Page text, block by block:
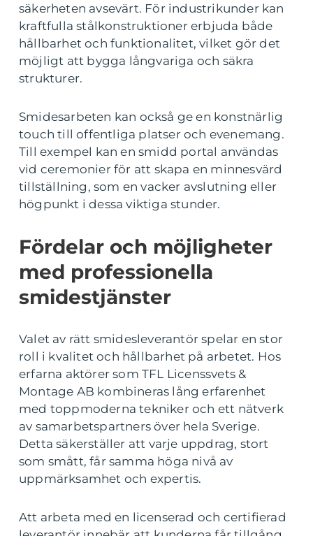
säkerheten avsevärt. För industrikunder kan
kraftfulla stålkonstruktioner erbjuda både
hållbarhet och funktionalitet, vilket gör det
möjligt att bygga långvariga och säkra
strukturer.
Smidesarbeten kan också ge en konstnärlig
touch till offentliga platser och evenemang.
Till exempel kan en smidd portal användas
vid ceremonier för att skapa en minnesvärd
tillställning, som en vacker avslutning eller
högpunkt i dessa viktiga stunder.
Fördelar och möjligheter
med professionella
smidestjänster
Valet av rätt smidesleverantör spelar en stor
roll i kvalitet och hållbarhet på arbetet. Hos
erfarna aktörer som TFL Licenssvets &
Montage AB kombineras lång erfarenhet
med toppmoderna tekniker och ett nätverk
av samarbetspartners över hela Sverige.
Detta säkerställer att varje uppdrag, stort
som smått, får samma höga nivå av
uppmärksamhet och expertis.
Att arbeta med en licenserad och certifierad